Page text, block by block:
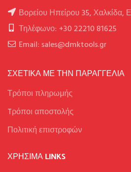
Βορείου Ηπείρου 35, Χαλκίδα,
Τηλέφωνο: +30 22210 81625
Email: sales@dmktools.gr
ΣΧΕΤΙΚΑ ΜΕ ΤΗΝ ΠΑΡΑΓΓΕΛΙΑ
Τρόποι πληρωμής
Tρόποι αποστολής
Πολιτική επιστροφών
ΧΡΉΣΙΜΑ LINKS